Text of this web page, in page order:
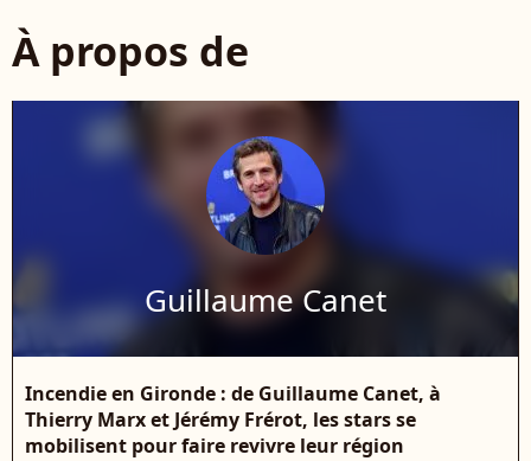
À propos de
Guillaume Canet
Incendie en Gironde : de Guillaume Canet, à
Thierry Marx et Jérémy Frérot, les stars se
mobilisent pour faire revivre leur région